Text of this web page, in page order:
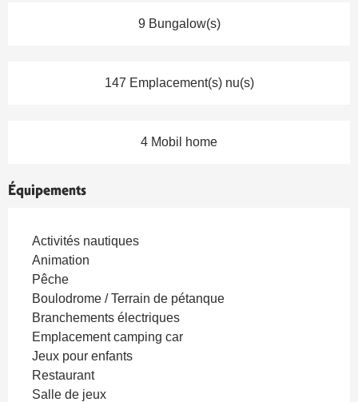
9 Bungalow(s)
147 Emplacement(s) nu(s)
4 Mobil home
Équipements
Activités nautiques
Animation
Pêche
Boulodrome / Terrain de pétanque
Branchements électriques
Emplacement camping car
Jeux pour enfants
Restaurant
Salle de jeux